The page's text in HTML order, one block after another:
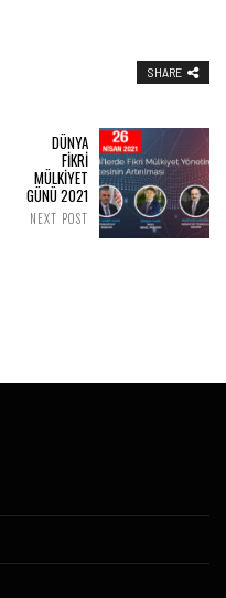
SHARE
DÜNYA
FİKRİ
MÜLKİYET
GÜNÜ 2021
NEXT POST